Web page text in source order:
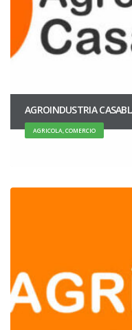
AGROINDUSTRIA
AGRICOLA, COMERCIO